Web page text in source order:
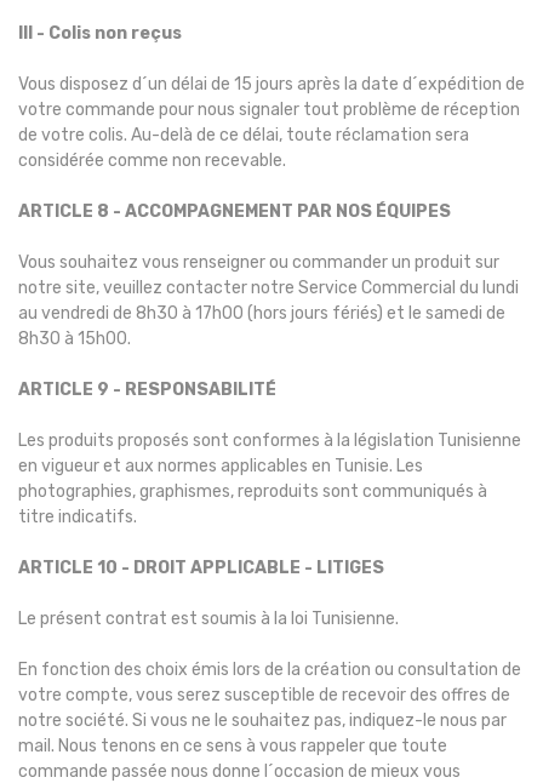
III - Colis non reçus
Vous disposez d´un délai de 15 jours après la date d´expédition de
votre commande pour nous signaler tout problème de réception
de votre colis. Au-delà de ce délai, toute réclamation sera
considérée comme non recevable.
ARTICLE 8 - ACCOMPAGNEMENT PAR NOS ÉQUIPES
Vous souhaitez vous renseigner ou commander un produit sur
notre site, veuillez contacter notre Service Commercial du lundi
au vendredi de 8h30 à 17h00 (hors jours fériés) et le samedi de
8h30 à 15h00.
ARTICLE 9 - RESPONSABILITÉ
Les produits proposés sont conformes à la législation Tunisienne
en vigueur et aux normes applicables en Tunisie. Les
photographies, graphismes, reproduits sont communiqués à
titre indicatifs.
ARTICLE 10 - DROIT APPLICABLE - LITIGES
Le présent contrat est soumis à la loi Tunisienne.
En fonction des choix émis lors de la création ou consultation de
votre compte, vous serez susceptible de recevoir des offres de
notre société. Si vous ne le souhaitez pas, indiquez-le nous par
mail. Nous tenons en ce sens à vous rappeler que toute
commande passée nous donne l´occasion de mieux vous